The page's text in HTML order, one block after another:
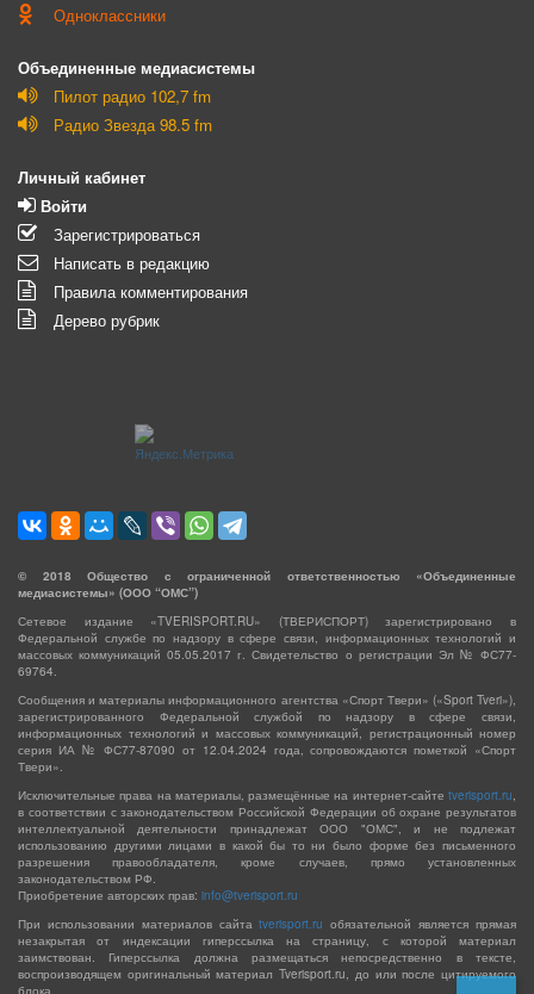
Одноклассники
Объединенные медиасистемы
Пилот радио 102,7 fm
Радио Звезда 98.5 fm
Личный кабинет
Войти
Зарегистрироваться
Написать в редакцию
Правила комментирования
Дерево рубрик
© 2018 Общество с ограниченной ответственностью «Объединенные
медиасистемы» (ООО “ОМС”)
Сетевое издание «TVERISPORT.RU» (ТВЕРИСПОРТ) зарегистрировано в
Федеральной службе по надзору в сфере связи, информационных технологий и
массовых коммуникаций 05.05.2017 г. Свидетельство о регистрации Эл № ФС77-
69764.
Сообщения и материалы информационного агентства «Спорт Твери» («Sport Tveri»),
зарегистрированного Федеральной службой по надзору в сфере связи,
информационных технологий и массовых коммуникаций, регистрационный номер
серия ИА № ФС77-87090 от 12.04.2024 года, сопровождаются пометкой «Спорт
Твери».
Исключительные права на материалы, размещённые на интернет-сайте tverisport.ru
в соответствии с законодательством Российской Федерации об охране результатов
интеллектуальной деятельности принадлежат ООО "ОМС", и не подлежат
использованию другими лицами в какой бы то ни было форме без письменного
разрешения правообладателя, кроме случаев, прямо установленных
законодательством РФ.
Приобретение авторских прав: info@tverisport.ru
При использовании материалов сайтаtverisport.ru обязательной является прямая
незакрытая от индексации гиперссылка на страницу, с которой материал
заимствован. Гиперссылка должна размещаться непосредственно в тексте,
воспроизводящем оригинальный материал Tverisport.ru, до или после цитируемого
блока.